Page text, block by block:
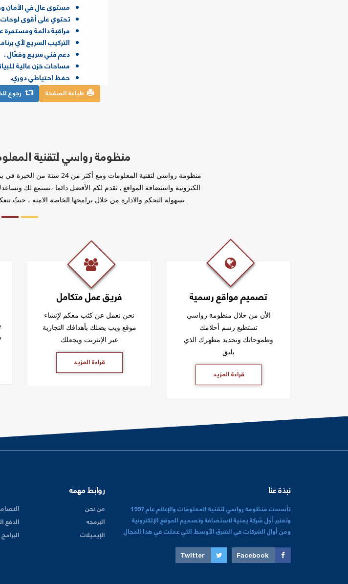
مستوى عال في الأمان
تحتوي على أقوى لوحات
مراقبة دائمة ومستمرة
التركيب السريع لأي
دعم فني سريع وفعّال .
مساحات خزن عالية
حفظ احتياطي دوري.
طباعة الصفحة رجوع
منظومة رواسي لتقنية
منظومة رواسي لتقنية المعلومات
الكترونية واستضافة المواقع , تقدم لكم الأفضل دائما ،نستمع لك
بسهولة التحكم والادارة من خلال برامجها الخاصة الامنه ، حيثُ
تصميم مواقع رسمية
الأن من خلال منظومة رواسي
تستطيع رسم أحلامك
وطموحاتك وتحديد مظهرك الذي
يليق
قراءة المزيد
فريق عمل متكامل
نحن نعمل عن كثب معكم لإنشاء
موقع ويب يصلك بأهدافك التجارية
عبر الإنترنت ويجعلك
قراءة المزيد
نبذة عنا
تأسست منظومة رواسي لتقنية المعلومات والإعلام عام 1997
وتعتبر أول شركة يمنية لاستضافة وتصميم الموقع الإلكترونية
ومن أوال الشركات في الشرق الأوسط التي عملت في هذا المجال
روابط مهمه
من نحن
البرمجه
الدفع
الإيميلات